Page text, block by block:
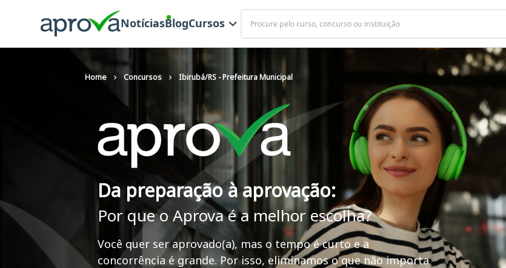
NotíciasBlogCursos
Buscar
Home Concursos Ibirubá/RS - Prefeitura Municipal
Da preparação à aprovação:
Por que o Aprova é a melhor escolha?
Você quer ser aprovado(a), mas o tempo é curto e a
concorrência é grande. Por isso, eliminamos o que não importa